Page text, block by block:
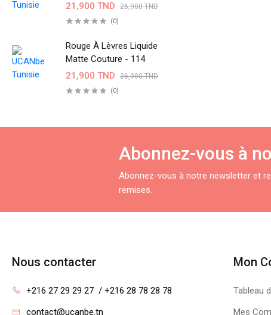
21,900 TND
26,900 TND
(0)
Rouge À Lèvres Liquide
Matte Couture - 114
21,900 TND
26,900 TND
(0)
Abonnez-vous à
Abonnez-vous à notre newsletter et
remises.
Nous contacter
+216 27 29 29 27  / +216 28 78 28 78
contact@ucanbe.tn
Mon
Tableau
Mes